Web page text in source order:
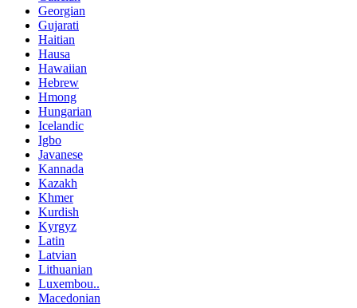
Georgian
Gujarati
Haitian
Hausa
Hawaiian
Hebrew
Hmong
Hungarian
Icelandic
Igbo
Javanese
Kannada
Kazakh
Khmer
Kurdish
Kyrgyz
Latin
Latvian
Lithuanian
Luxembou..
Macedonian